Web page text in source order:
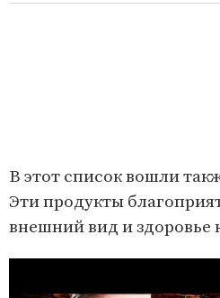
В этот список вошли
Эти продукты
внешний вид и здоровье